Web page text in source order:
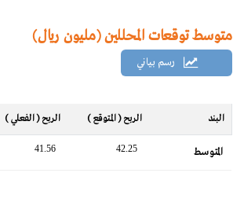
متوسط توقعات المحللين (مليون ريال)
رسم بياني
البند الربح ( المتوقع ) الربح ( الفعلي )
المتوسط 42.25
41.56